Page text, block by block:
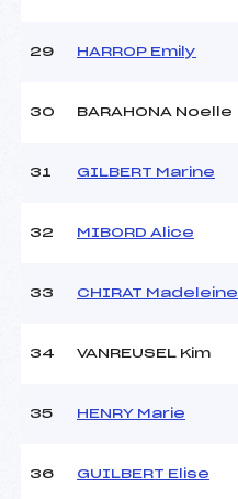
29 HARROP Emily
30 BARAHONA Noelle
31 GILBERT Marine
32 MIBORD Alice
33 CHIRAT Madeleine
34 VANREUSEL Kim
35 HENRY Marie
36 GUILBERT Elise